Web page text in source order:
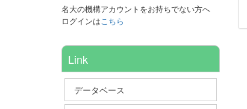
名大の機構アカウントをお持ちでない方へ
ログインはこちら
Link
データベース